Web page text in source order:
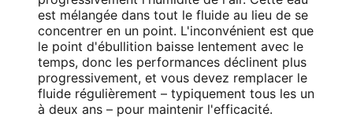
est mélangée dans tout le fluide au lieu de se
concentrer en un point. L'inconvénient est que
le point d'ébullition baisse lentement avec le
temps, donc les performances déclinent plus
progressivement, et vous devez remplacer le
fluide régulièrement – typiquement tous les un
à deux ans – pour maintenir l'efficacité.